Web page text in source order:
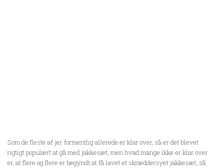
Som de fleste af jer formentlig allerede er klar over, så er det blevet
rigtigt populært at gå med jakkesæt, men hvad mange ikke er klar over
er, at flere og flere er begyndt at få lavet et skræddersyet jakkesæt, så